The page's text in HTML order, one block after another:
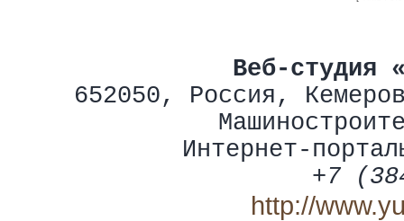
Веб-студия
652050, Россия ,
Интернет-
+7
http://